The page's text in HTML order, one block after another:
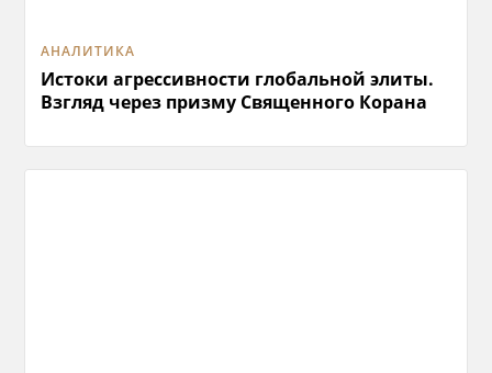
АНАЛИТИКА
Истоки агрессивности глобальной элиты.
Взгляд через призму Священного Корана